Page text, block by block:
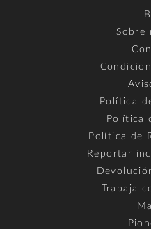
Sobre
Política
Política
Política de
Reportar
Trabaja